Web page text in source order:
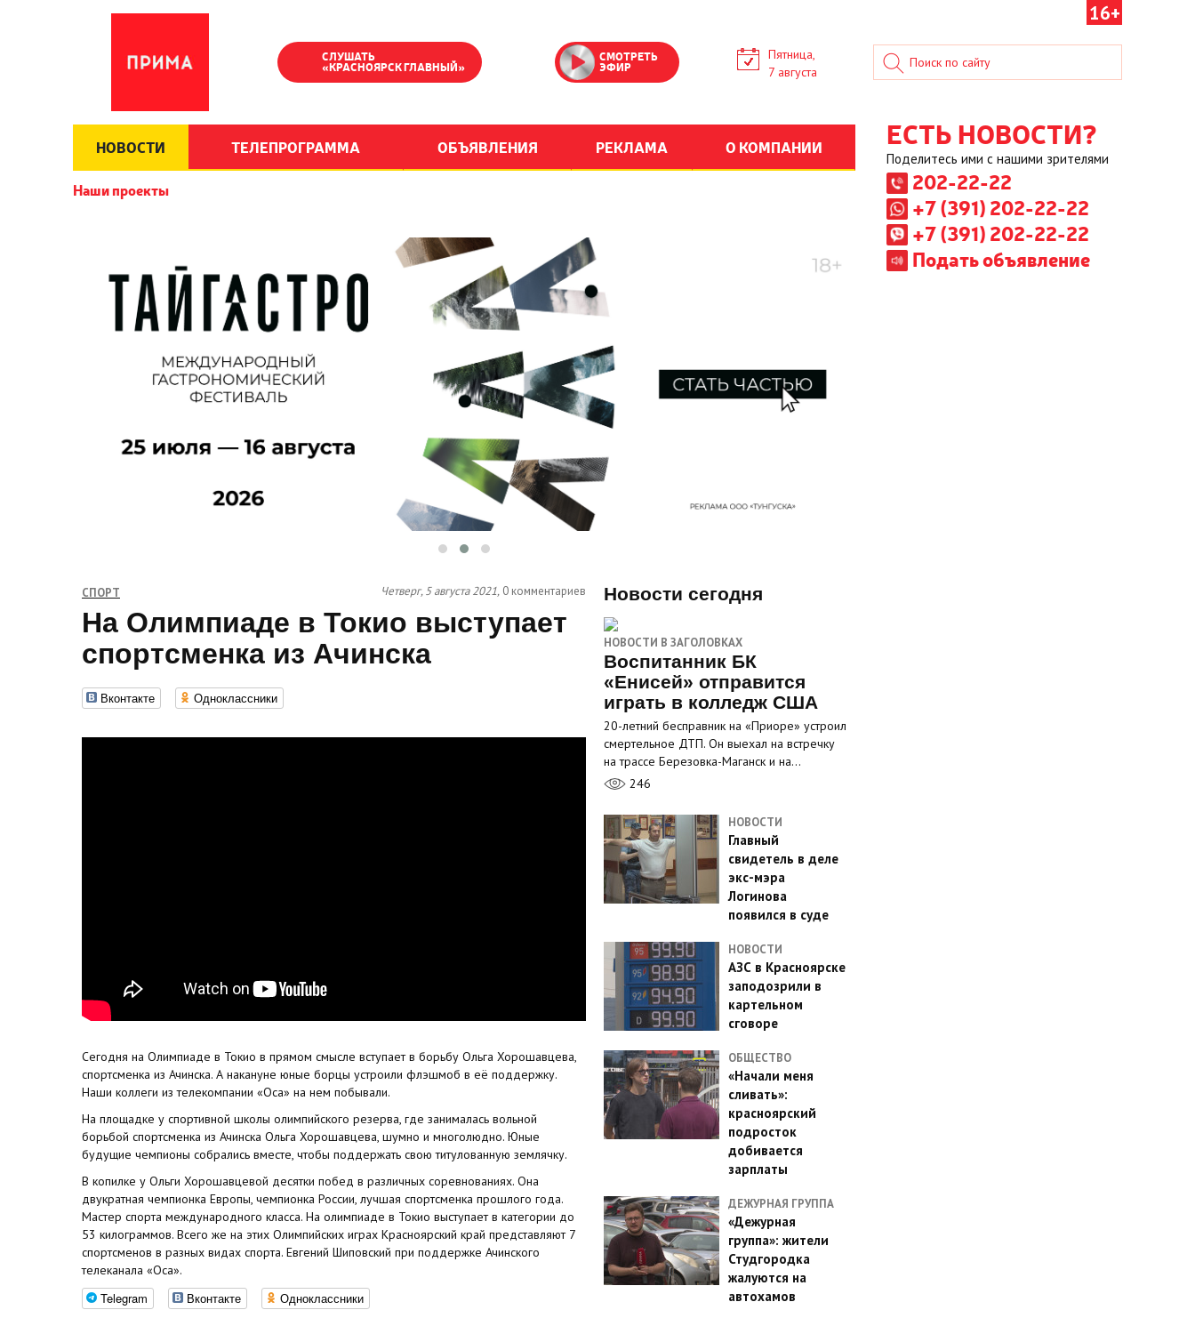
16+
СЛУШАТЬ
«КРАСНОЯРСК ГЛАВНЫЙ»
СМОТРЕТЬ
ЭФИР
Пятница,
7 августа
НОВОСТИ ТЕЛЕПРОГРАММА ОБЪЯВЛЕНИЯ РЕКЛАМА О КОМПАНИИ
Наши проекты
ЕСТЬ НОВОСТИ?
Поделитесь ими с нашими зрителями
202-22-22
+7 (391) 202-22-22
+7 (391) 202-22-22
Подать объявление
СПОРТ Четверг, 5 августа 2021, 0 комментариев
На Олимпиаде в Токио выступает
спортсменка из Ачинска
Вконтакте Одноклассники
Сегодня на Олимпиаде в Токио в прямом смысле вступает в борьбу Ольга Хорошавцева,
спортсменка из Ачинска. А накануне юные борцы устроили флэшмоб в её поддержку.
Наши коллеги из телекомпании «Оса» на нем побывали.
На площадке у спортивной школы олимпийского резерва, где занималась вольной
борьбой спортсменка из Ачинска Ольга Хорошавцева, шумно и многолюдно. Юные
будущие чемпионы собрались вместе, чтобы поддержать свою титулованную землячку.
В копилке у Ольги Хорошавцевой десятки побед в различных соревнованиях. Она
двукратная чемпионка Европы, чемпионка России, лучшая спортсменка прошлого года.
Мастер спорта международного класса. На олимпиаде в Токио выступает в категории до
53 килограммов. Всего же на этих Олимпийских играх Красноярский край представляют 7
спортсменов в разных видах спорта. Евгений Шиповский при поддержке Ачинского
телеканала «Оса».
Telegram Вконтакте Одноклассники
Новости сегодня
НОВОСТИ В ЗАГОЛОВКАХ
Воспитанник БК
«Енисей» отправится
играть в колледж США
20-летний бесправник на «Приоре» устроил
смертельное ДТП. Он выехал на встречку
на трассе Березовка-Маганск и на…
246
НОВОСТИ
Главный
свидетель в деле
экс-мэра
Логинова
появился в суде
НОВОСТИ
АЗС в Красноярске
заподозрили в
картельном
сговоре
ОБЩЕСТВО
«Начали меня
сливать»:
красноярский
подросток
добивается
зарплаты
ДЕЖУРНАЯ ГРУППА
«Дежурная
группа»: жители
Студгородка
жалуются на
автохамов